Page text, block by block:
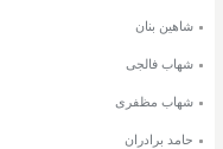
شاهین بنان
شهاب فالجی
شهاب مظفری
حامد برادران